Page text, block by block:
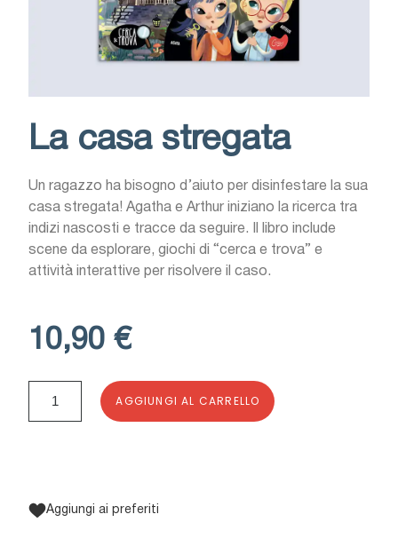
La casa stregata
Un ragazzo ha bisogno d’aiuto per disinfestare la sua
casa stregata! Agatha e Arthur iniziano la ricerca tra
indizi nascosti e tracce da seguire. Il libro include
scene da esplorare, giochi di “cerca e trova” e
attività interattive per risolvere il caso.
10,90 €
AGGIUNGI AL CARRELLO
Aggiungi ai preferiti